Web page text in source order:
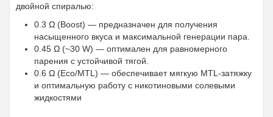
двойной спиралью:
0.3 Ω (Boost) — предназначен для получения
насыщенного вкуса и максимальной генерации пара.
0.45 Ω (~30 W) — оптимален для равномерного
парения с устойчивой тягой.
0.6 Ω (Eco/MTL) — обеспечивает мягкую MTL-затяжку
и оптимальную работу с никотиновыми солевыми
жидкостями